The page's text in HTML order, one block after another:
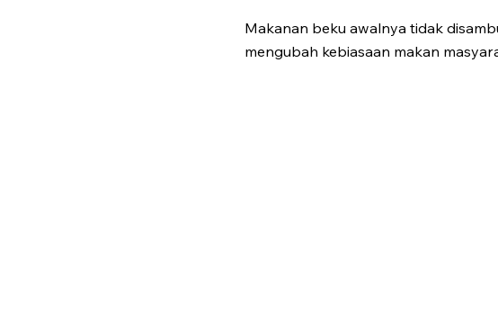
Makanan beku awalnya tidak
mengubah kebiasaan makan